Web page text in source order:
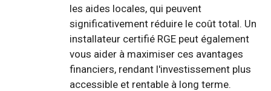
les aides locales, qui peuvent
significativement réduire le coût total. Un
installateur certifié RGE peut également
vous aider à maximiser ces avantages
financiers, rendant l'investissement plus
accessible et rentable à long terme.